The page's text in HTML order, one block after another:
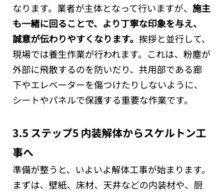
なります。業者が主体となって行いますが、 施主
も一緒に回ることで、より丁寧な印象を与え、
誠意が伝わりやすくなります。 挨拶と並行して、
現場では養生作業が行われます。これは、粉塵が
外部に飛散するのを防いだり、共用部である廊
下やエレベーターを傷つけたりしないように、
シートやパネルで保護する重要な作業です。
3.5 ステップ5 内装解体からスケルトン工
事へ
準備が整うと、いよいよ解体工事が始まります。
まずは、壁紙、床材、天井などの内装材や、厨